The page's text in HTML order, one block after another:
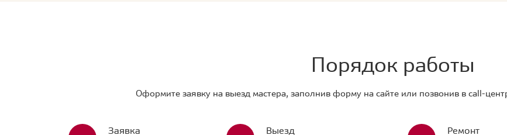
Порядок работы
Оформите заявку на выезд мастера, заполнив форму на сайте или позвонив в call-
Заявка Выезд Ремонт